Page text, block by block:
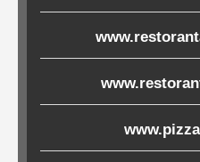
Çöp
Torbaları